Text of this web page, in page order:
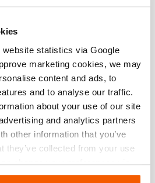
statistics via Google
marketing cookies, we may
content and ads, to
and to analyse our traffic.
about your use of our site
and analytics partners
other information that you’ve
they’ve collected from your use
change your preferences via
.
de presión por una válvula
de acción simple (M311) o
más